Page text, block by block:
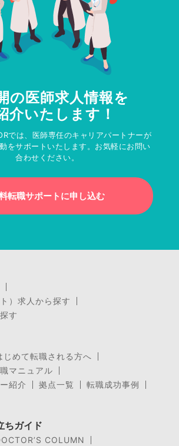
の医師求人情報を
介いたします！
では、医師専任のキャリアパートナーが
をサポートいたします。お気軽にお問い
合わせください。
転職サポートに申し込む
）求人から探す
す
じめて転職される方へ
マニュアル
紹介
拠点一覧
転職成功事例
ちガイド
COLUMN